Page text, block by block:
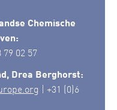
Chemische
79 02 57
Drea Berghorst:
| +31 (0)6